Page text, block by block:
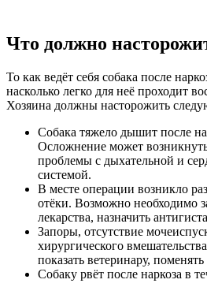
Что должно
То как ведёт себя собака после
насколько легко для неё проходит
Хозяина должны насторожить
Собака тяжело дышит после
Осложнение может
проблемы с дыхательной и
системой.
В месте операции возникло
отёки. Возможно необходимо
лекарства, назначить
Запоры, отсутствие
хирургического
показать ветеринару,
Собаку рвёт после наркоза в